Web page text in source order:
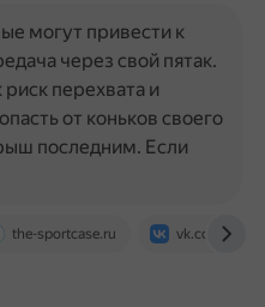
the-sportcase.ru vk.com
могут привести к
через свой пятак.
перехвата и
от коньков своего
последним. Если